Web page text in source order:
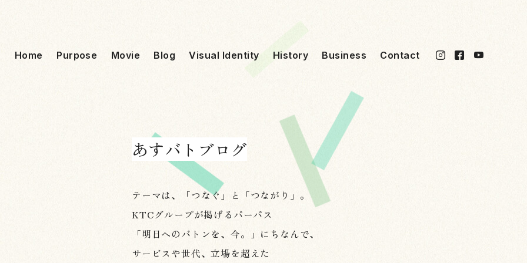
Home Purpose Movie Blog Visual Identity History Business Contact
あすバトブログ
テーマは、「つなぐ」と「つながり」。
KTCグループが掲げるパーパス
「明日へのバトンを、今。」にちなんで、
サービスや世代、立場を超えた